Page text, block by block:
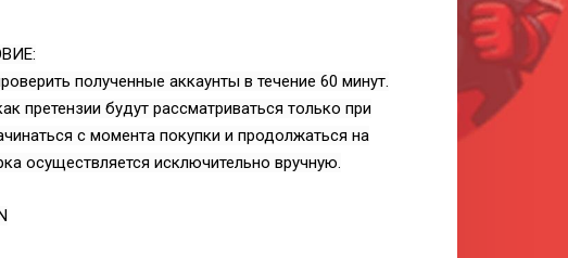
полученные аккаунты в течение 60 минут.
претензии будут рассматриваться только при
с момента покупки и продолжаться на
осуществляется исключительно вручную.